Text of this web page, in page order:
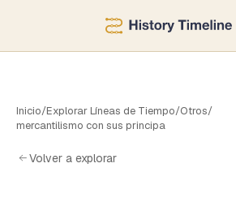
Inicio/Explorar Líneas de Tiempo/Otros/
mercantilismo con sus principa
Volver a explorar